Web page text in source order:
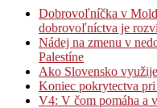
Dobrovoľníčka v
dobrovoľníctva je
Nádej na zmenu v
Palestíne
Ako Slovensko
Koniec pokrytectva
V4: V čom pomáha a